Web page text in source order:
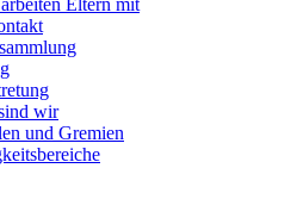
Eltern mit
wir
und Gremien